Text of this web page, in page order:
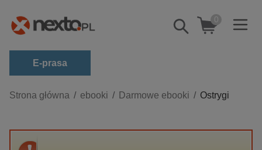
Pokaż/schowaj
wyszukiwarkę
0
E-prasa
Kategorie
Strona główna ebooki Darmowe ebooki Ostrygi